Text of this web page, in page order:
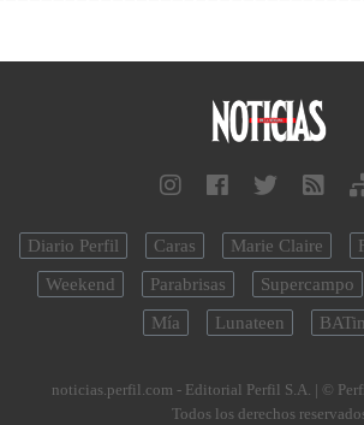
Diario Perfil Caras Marie Claire
Weekend
Parabrisas Supercampo
Mía
Lunateen
noticias.perfil.com - Editorial Perfil S.A. | ©
Todos los derechos